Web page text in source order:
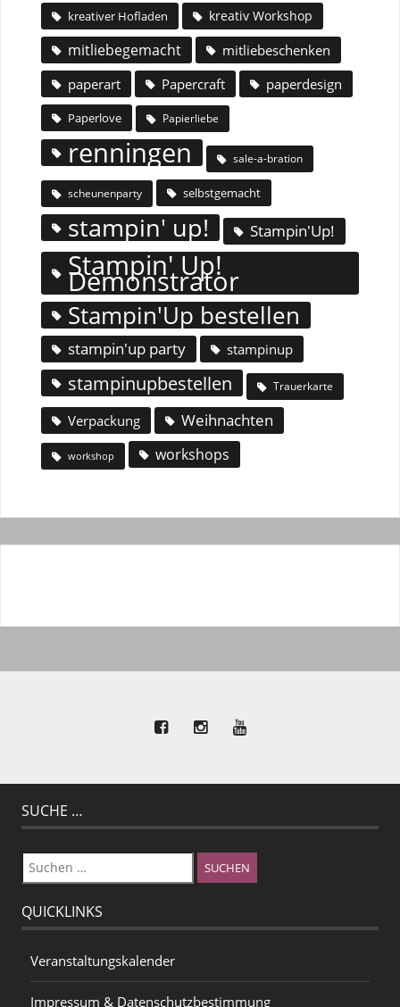
kreativer Hofladen kreativ Workshop
mitliebegemacht
mitliebeschenken
paperart
Papercraft paperdesign
Paperlove Papierliebe
renningen sale-a-bration
scheunenparty selbstgemacht
stampin' up! Stampin'Up!
Stampin' Up!
Demonstrator
Stampin'Up bestellen
stampin'up party stampinup
stampinupbestellen Trauerkarte
Verpackung Weihnachten
workshop workshops
SUCHE …
Suchen
nach:
QUICKLINKS
Veranstaltungskalender
Impressum & Datenschutzbestimmung